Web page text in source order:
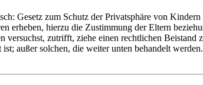
Gesetz zum Schutz der Privatsphäre von
erheben, hierzu die Zustimmung der Eltern
zutrifft, ziehe einen rechtlichen Beistand
außer solchen, die weiter unten behandelt werden.